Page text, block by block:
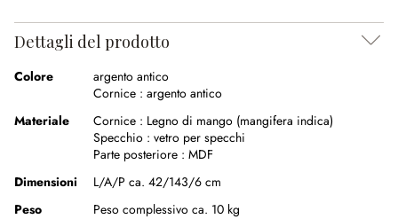
Dettagli del prodotto
Colore
argento antico
Cornice : argento antico
Materiale
Cornice : Legno di mango (mangifera indica)
Specchio : vetro per specchi
Parte posteriore : MDF
Dimensioni
L/A/P ca. 42/143/6 cm
Peso
Peso complessivo ca. 10 kg